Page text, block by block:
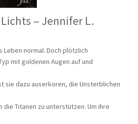
– Jennifer L.
normal. Doch plötzlich
mit goldenen Augen auf und
sie dazu auserkoren, die Unsterblichen
die Titanen zu unterstützen. Um ihre